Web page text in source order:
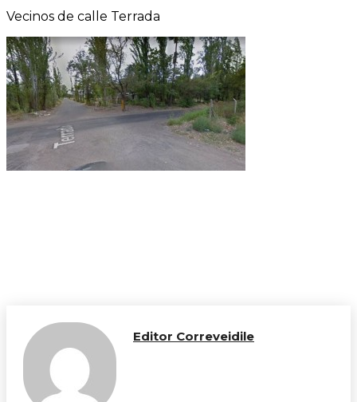
Vecinos de calle Terrada
Editor Correveidile